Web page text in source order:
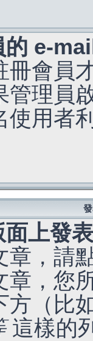
e-
冊會員
管理員
使用者
上發
章，請
章，您
方（比
這樣的